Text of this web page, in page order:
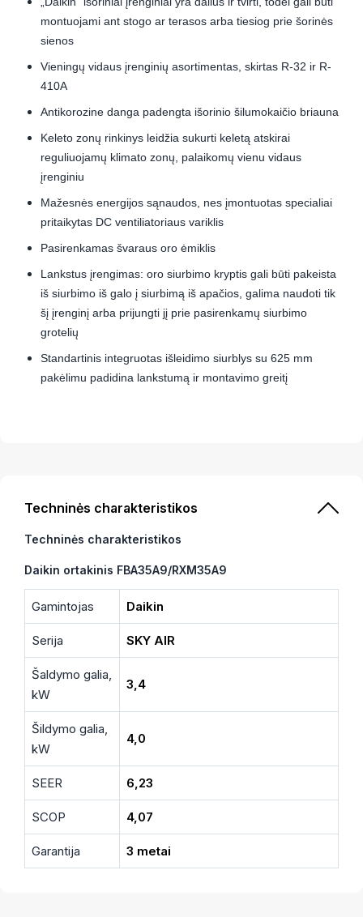
montuojami ant stogo ar terasos arba tiesiog prie šorinės
sienos
Vieningų vidaus įrenginių asortimentas, skirtas R-32 ir R-
410A
Antikorozine danga padengta išorinio šilumokaičio briauna
Keleto zonų rinkinys leidžia sukurti keletą atskirai
reguliuojamų klimato zonų, palaikomų vienu vidaus
įrenginiu
Mažesnės energijos sąnaudos, nes įmontuotas specialiai
pritaikytas DC ventiliatoriaus variklis
Pasirenkamas švaraus oro ėmiklis
Lankstus įrengimas: oro siurbimo kryptis gali būti pakeista
iš siurbimo iš galo į siurbimą iš apačios, galima naudoti tik
šį įrenginį arba prijungti jį prie pasirenkamų siurbimo
grotelių
Standartinis integruotas išleidimo siurblys su 625 mm
pakėlimu padidina lankstumą ir montavimo greitį
Techninės charakteristikos
Techninės charakteristikos
Daikin ortakinis FBA35A9/RXM35A9
Gamintojas Daikin
Serija SKY AIR
Šaldymo galia,
kW
3,4
Šildymo galia,
kW
4,0
SEER 6,23
SCOP 4,07
Garantija 3 metai